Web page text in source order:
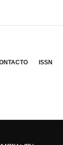
ISSN